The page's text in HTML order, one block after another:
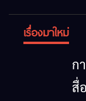
เรื่องมาใหม่
ก
สื่